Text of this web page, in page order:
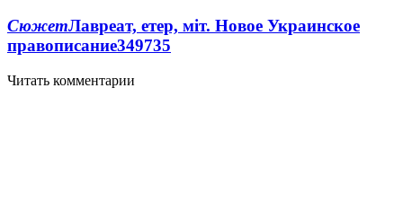
СюжетЛавреат, етер, міт. Новое Украинское
правописание349735
Читать комментарии